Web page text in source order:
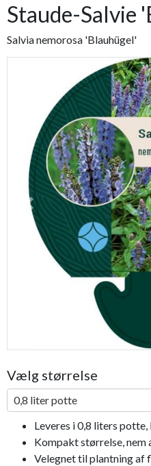
Staude-Salvie
Salvia nemorosa 'Blauhügel'
Previous
Vælg størrelse
0,8 liter potte
Leveres i 0,8 liters
Kompakt størrelse, nem
Velegnet til plantning af